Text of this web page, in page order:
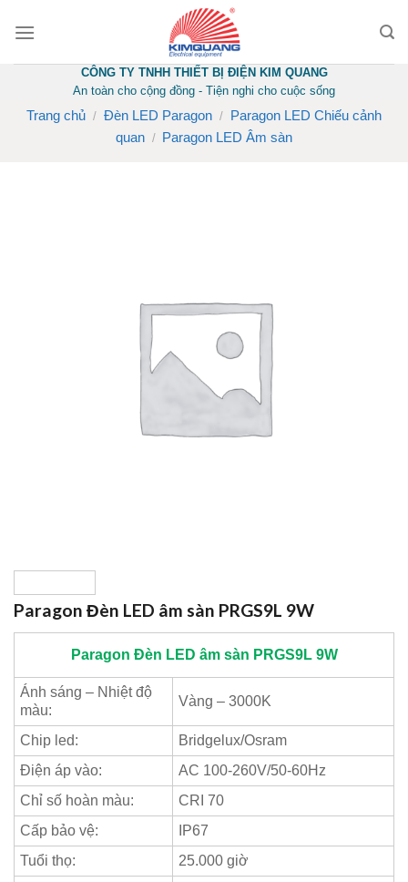
CÔNG TY TNHH THIẾT BỊ ĐIỆN KIM QUANG
An toàn cho cộng đồng - Tiện nghi cho cuộc sống
Trang chủ / Đèn LED Paragon /
Paragon LED Chiếu cảnh
quan / Paragon LED Âm sàn
Paragon Đèn LED âm sàn PRGS9L 9W
Paragon Đèn LED âm sàn PRGS9L 9W
Ánh sáng – Nhiệt độ
màu:
Vàng – 3000K
Chip led:
Bridgelux/Osram
Điện áp vào:
AC 100-260V/50-60Hz
Chỉ số hoàn màu:
CRI 70
Cấp bảo vệ:
IP67
Tuổi thọ:
25.000 giờ